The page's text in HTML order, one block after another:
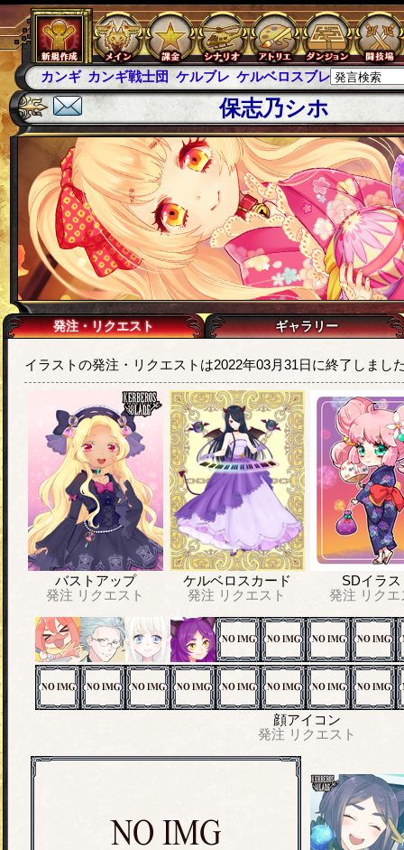
カンギ カンギ戦士団 ケルブレ ケルベロスブレイド スパ
保志乃シホ
発注・リクエスト ギャラリー
イラストの発注・リクエストは2022年03月31日に終了しまし
バストアップ
発注 リクエスト
ケルベロスカード
発注 リクエスト
SDイラス
発注 リク
顔アイコン
発注 リクエスト